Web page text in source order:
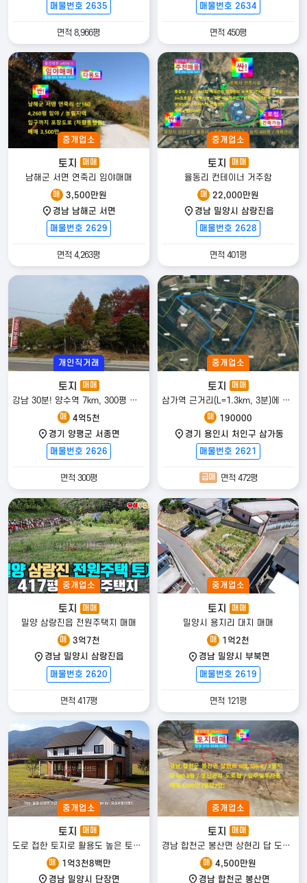
매물번호 2635
면적 8,966평
매물번호 2634
면적 450평
중개업소
토지 매매
남해군 서면 연죽리 임야매매
매 3,500만원
경남 남해군 서면
매물번호 2629
면적 4,263평
중개업소
토지 매매
율동리 컨테이너 거주함
매
22,000만원
경남 밀양시 삼랑진읍
매물번호 2628
면적 401평
개인직거래
토지 매매
강남 30분! 양수역 7km, 300평 대지의 4억대 전원주택
매 4억5천
경기 양평군 서종면
매물번호 2626
면적 300평
중개업소
토지 매매
삼가역 근거리(L=1.3km, 3분)에 위치한 토지(대1, 전2) 및 단독(다가구)주택 매매
매
190000
경기 용인시 처인구 삼가동
매물번호 2621
급매 면적 472평
중개업소
토지 매매
밀양 삼랑진읍 전원주택지 매매
매 3억7천
경남 밀양시 삼랑진읍
매물번호 2620
면적 417평
중개업소
토지 매매
밀양시 용지리 대지 매매
매
1억2천
경남 밀양시 부북면
매물번호 2619
면적 121평
중개업소
토지 매매
도로 접한 토지로 활용도 높은 토지 매매
매 1억3천8백만
경남 밀양시 단장면
중개업소
토지 매매
경남 합천군 봉산면 상현리 답 도로접
매
4,500만원
경남 합천군 봉산면